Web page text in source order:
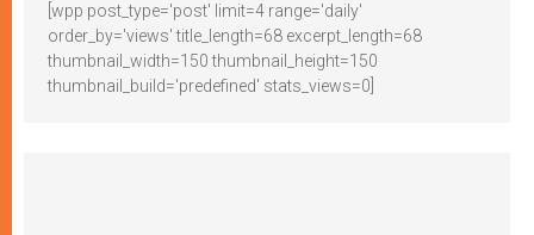
[wpp post_type='post' limit=4 range='daily'
order_by='views' title_length=68 excerpt_length=68
thumbnail_width=150 thumbnail_height=150
thumbnail_build='predefined' stats_views=0]